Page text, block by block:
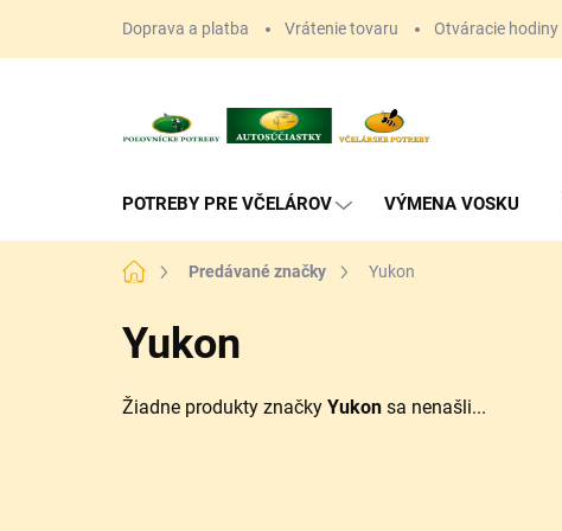
obsah
Doprava a platba Vrátenie tovaru Otváracie hodiny
POTREBY PRE VČELÁROV VÝMENA VOSKU
DomovPredávané značky Yukon
Yukon
Žiadne produkty značky Yukon sa nenašli...